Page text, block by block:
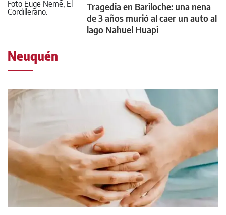
Tragedia en Bariloche: una nena
de 3 años murió al caer un auto al
lago Nahuel Huapi
Neuquén